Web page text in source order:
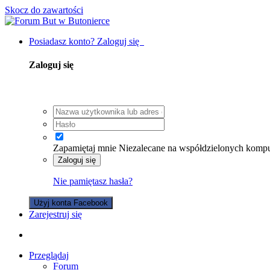
Skocz do zawartości
Posiadasz konto? Zaloguj się
Zaloguj się
Zapamiętaj mnie Niezalecane na współdzielonych
Zaloguj się
Nie pamiętasz hasła?
Użyj konta Facebook
Zarejestruj się
Przeglądaj
Forum